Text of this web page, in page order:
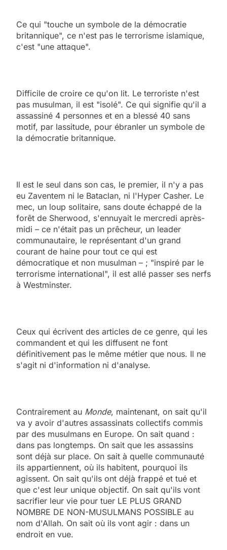
Ce qui "touche un symbole de la démocratie
britannique", ce n'est pas le terrorisme islamique,
c'est "une attaque".
Difficile de croire ce qu'on lit. Le terroriste n'est
pas musulman, il est "isolé". Ce qui signifie qu'il a
assassiné 4 personnes et en a blessé 40 sans
motif, par lassitude, pour ébranler un symbole de
la démocratie britannique.
Il est le seul dans son cas, le premier, il n'y a pas
eu Zaventem ni le Bataclan, ni l'Hyper Casher. Le
mec, un loup solitaire, sans doute échappé de la
forêt de Sherwood, s'ennuyait le mercredi après-
midi – ce n'était pas un prêcheur, un leader
communautaire, le représentant d'un grand
courant de haine pour tout ce qui est
démocratique et non musulman – ; "inspiré par le
terrorisme international", il est allé passer ses nerfs
à Westminster.
Ceux qui écrivent des articles de ce genre, qui les
commandent et qui les diffusent ne font
définitivement pas le même métier que nous. Il ne
s'agit ni d'information ni d'analyse.
Contrairement au Monde, maintenant, on sait qu'il
va y avoir d'autres assassinats collectifs commis
par des musulmans en Europe. On sait quand :
dans pas longtemps. On sait que les assassins
sont déjà sur place. On sait à quelle communauté
ils appartiennent, où ils habitent, pourquoi ils
agissent. On sait qu'ils ont déjà frappé et tué et
que c'est leur unique objectif. On sait qu'ils vont
sacrifier leur vie pour tuer LE PLUS GRAND
NOMBRE DE NON-MUSULMANS POSSIBLE au
nom d'Allah. On sait où ils vont agir : dans un
endroit en vue.